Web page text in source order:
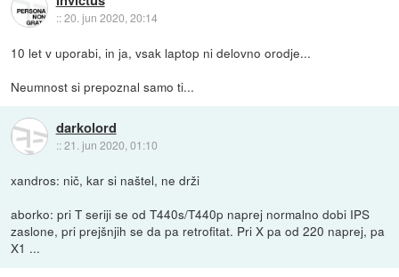
::20. jun 2020, 20:14
10 let v uporabi, in ja, vsak laptop ni delovno orodje...
Neumnost si prepoznal samo ti...
darkolord
::21. jun 2020, 01:10
xandros: nič, kar si naštel, ne drži
aborko: pri T seriji se od T440s/T440p naprej normalno dobi IPS
zaslone, pri prejšnjih se da pa retrofitat. Pri X pa od 220 naprej, pa
X1 ...